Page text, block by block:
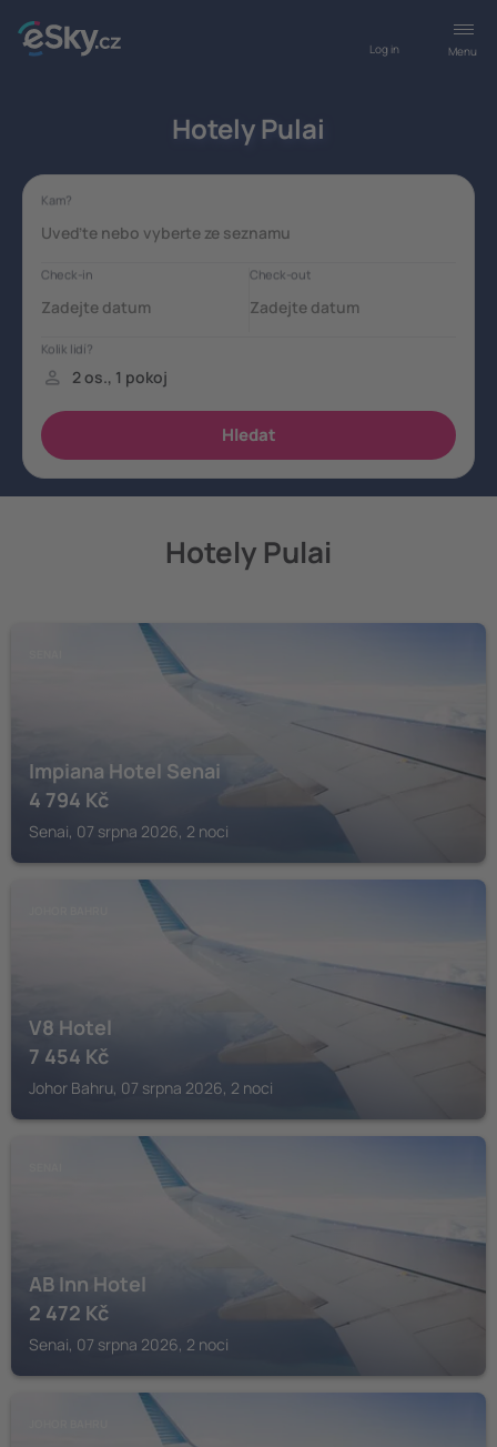
Menu
Log in
Hotely Pulai
Hotely Pulai
Impiana Hotel Senai
4 794 Kč
Senai, 07 srpna 2026, 2 noci
V8 Hotel
7 454 Kč
Johor Bahru, 07 srpna 2026, 2 noci
AB Inn Hotel
2 472 Kč
Senai, 07 srpna 2026, 2 noci